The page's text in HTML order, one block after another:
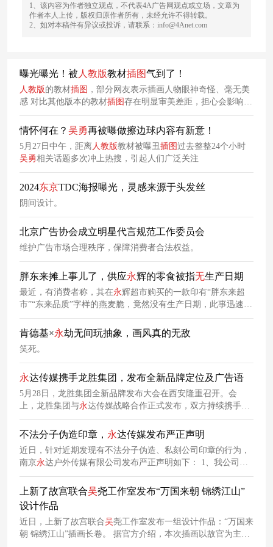
1、该内容为作者独立观点，不代表4A广告网观点或立场，文章为
作者本人上传，版权归原作者所有，未经允许不得转载。
2、如对本稿件有异议或投诉，请联系：info@4Anet.com
曝光曝光！被 人教版教材插图气到了！
人教版的教材插图 ，部分网友表示插画人物眼神奇怪、毫无美
感 对比其他版本的教材插图存在明显审美差距，担心会影响孩
子审美发展。
情怀何在？ 吴勇再被曝做擦边球内容有新意！
5月27日中午，距离 人教版教材被曝丑插图过去整整24个小时
吴勇相关话题多次冲上热搜，引起人们广泛关注
2024东京TDC海报曝光，灵感来源于头发丝
阴间设计。
北京广告协会成立明星代言规范工作委员会
维护广告市场合理秩序，保障消费者合法权益。
胖东来摊上事儿了，供应永辉的零食被指无生产日期
最近，有消费者称，其在永辉超市购买的一款印有“胖东来超
市”“东来品质”字样的燕麦脆，竟然没有生产日期，此事迅速登
上热搜，引发大量网友关注。目前，永辉超市已下架该批次产
品，并启动了内部核查。胖东来售后部门则表示已取回相关产
品调查原因，但具体细节还没公布。
肯德基×永劫无间玩抽象，画风真的无敌
笑死。
永达传媒携手龙胜集团，发布全新品牌定位及广告语
5月28日，龙胜集团全新品牌发布大会在西安隆重召开。会
上，龙胜集团与永达传媒战略合作正式发布，双方持续携手，
共同描绘品牌发展美好蓝图。在品牌全面进发的重要时刻，龙
胜集团亮出全新时代形象，发出全新时代声音。永
与龙胜集团携手相伴7年的价值伙伴，一直在努力探索更多
元、 更深层次的高铁营销模式。
不法分子伪造印章， 永达传媒发布严正声明
近日，针对近期发现有不法分子伪造、私刻公司印章的行为，
南京永达户外传媒有限公司发布严正声明如下： 1、我公司所
使用的印章均为在公安机关备案的印章，不存在其他未备案印
章。 2、我公司从未授权任何单位或个人私刻我公司印章，任
何单位或个人与私刻我公司印章的不法分子所产生的交易或签
订的文书与我公司
律责任，提醒社会公众不要受虚假信息影响，以免造成不必要
的
上新了故宫联合吴尧工作室发布“万国来朝 锦绣江山”
设计作品
近日，上新了故宫联合吴尧工作室发布一组设计作品：“万国来
朝 锦绣江山”插画长卷。 据官方介绍，本次插画以故官为主